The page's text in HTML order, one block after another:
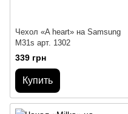
Чехол «A heart» на Samsung
M31s арт. 1302
339 грн
Купить